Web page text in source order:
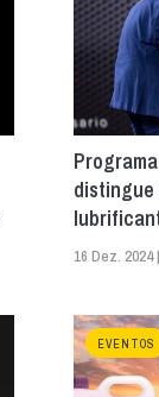
distingue
16 Dez. 2024 |
EVENTOS